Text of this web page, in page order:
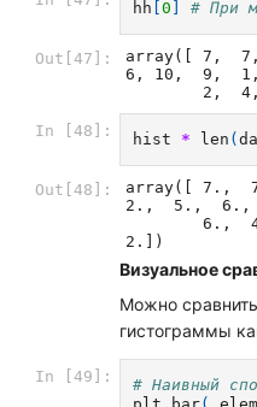
hh [0 # При
Out[47]:
array([ 7,
6, 10,  9,
In [48]: hist * len (
Out[48]:
array([ 7.,
2.,  5.,  6.,
2.])
Визуальное
Можно
гистограммы
In [49]:
# Наивный